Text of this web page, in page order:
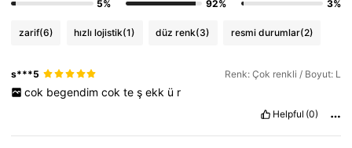
5%
92%
3%
zarif(6) hızlı lojistik(1) düz renk(3) resmi durumlar(2)
s***5 Renk: Çok renkli / Boyut: L
cok begendim cok te ş ekk ü r
Helpful (0)